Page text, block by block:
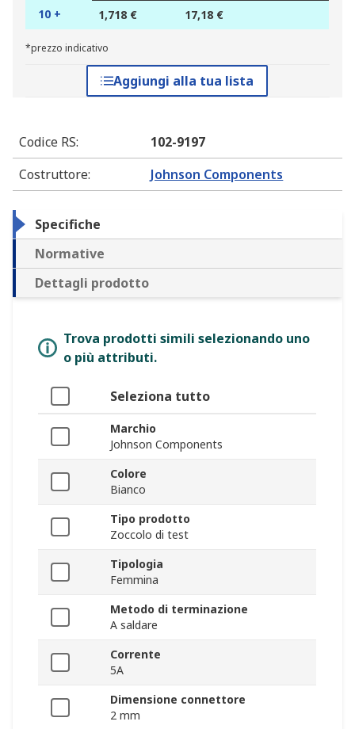
10 + 1,718 € 17,18 €
*prezzo indicativo
Aggiungi alla tua lista
Codice RS:
102-9197
Costruttore: Johnson Components
Specifiche
Normative
Dettagli prodotto
Trova prodotti simili selezionando uno
o più attributi.
Seleziona tutto
Marchio
Johnson Components
Colore
Bianco
Tipo prodotto
Zoccolo di test
Tipologia
Femmina
Metodo di terminazione
A saldare
Corrente
5A
Dimensione connettore
2 mm